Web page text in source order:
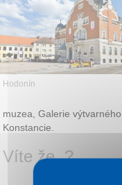
Hodonín
muzea, Galerie
Konstancie.
Víte že..?